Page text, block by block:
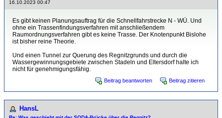
16.10.2023 00:47
Es gibt keinen Planungsauftrag für die Schnellfahrstrecke N - WÜ. Und
ohne ein Trassenfindungsverfahren mit anschließendem
Raumordnungsverfahren gibt es keine Trasse. Der Knotenpunkt Bislohe
ist bisher reine Theorie.
Und einen Tunnel zur Querung des Regnitzgrunds und durch die
Wassergewinnungsgebiete zwischen Stadeln und Eltersdorf halte ich
nicht für genehmigungsfähig.
Beitrag beantworten Beitrag zitieren
HansL